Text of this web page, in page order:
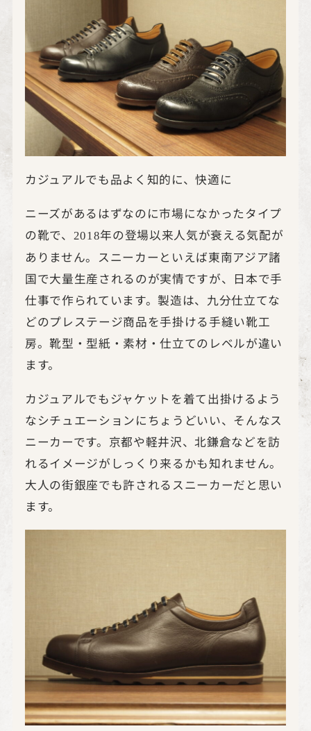
カジュアルでも品よく知的に、快適に
ニーズがあるはずなのに市場になかったタイプ
の靴で、 2018年の登場以来人気が衰える気配が
ありません。スニーカーといえば東南アジア諸
国で大量生産されるのが実情ですが、日本で手
仕事で作られています。製造は、九分仕立てな
どのプレステージ商品を手掛ける手縫い靴工
房。靴型・型紙・素材・仕立てのレベルが違い
ます。
カジュアルでもジャケットを着て出掛けるよう
なシチュエーションにちょうどいい、そんなス
ニーカーです。京都や軽井沢、北鎌倉などを訪
れるイメージがしっくり来るかも知れません。
大人の街銀座でも許されるスニーカーだと思い
ます。